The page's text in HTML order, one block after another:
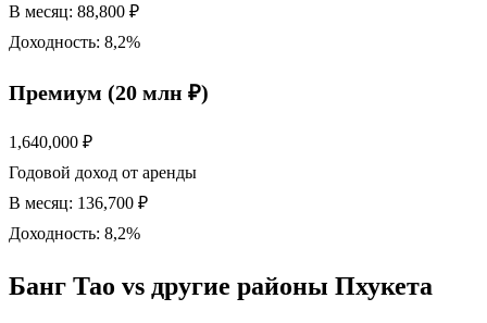
В месяц: 88,800 ₽
Доходность: 8,2%
Премиум (20 млн ₽)
1,640,000 ₽
Годовой доход от аренды
В месяц: 136,700 ₽
Доходность: 8,2%
Банг Тао vs другие районы Пхукета